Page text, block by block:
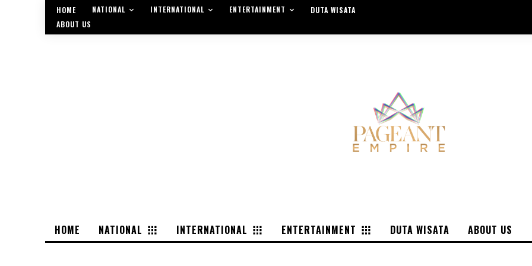
HOME NATIONAL INTERNATIONAL ENTERTAINMENT
DUTA WISATA
ABOUT US
HOME NATIONAL INTERNATIONAL ENTERTAINMENT DUTA WISATA ABOUT US